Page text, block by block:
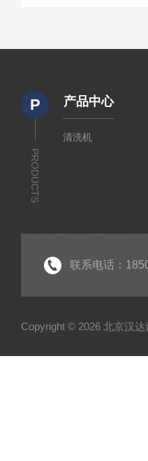
P
PRODUCTS
产品中心
清洗机
联系电话：
Copyright © 2026 北京汉